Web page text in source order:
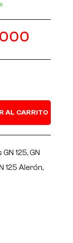
AL CARRITO
GN 125,GN
125 Alerón,